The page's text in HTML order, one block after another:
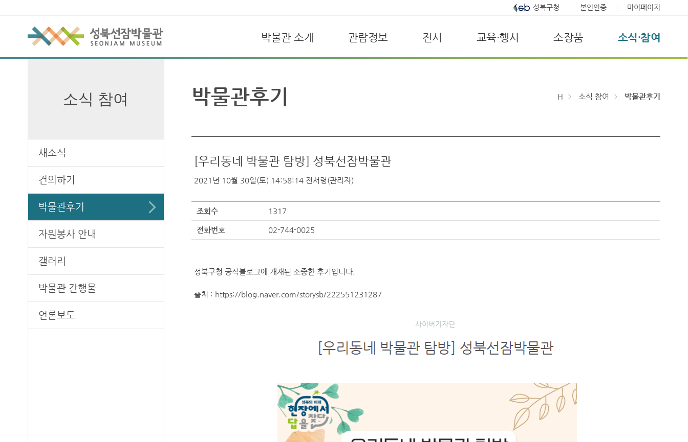
성북구청 본인인증 마이페이지
박물관 소개 관람정보 전시 교육·행사 소장품 소식·참여
소식 참여
새소식
건의하기
박물관후기
자원봉사 안내
갤러리
박물관 간행물
언론보도
박물관후기 H 소식 참여 박물관후기
[우리동네 박물관 탐방] 성북선잠박물관
2021년 10월 30일(토) 14:58:14 전서령(관리자)
조회수 1317
전화번호 02-744-0025
성북구청 공식블로그에 개재된 소중한 후기입니다.
출처 : https://blog.naver.com/storysb/222551231287